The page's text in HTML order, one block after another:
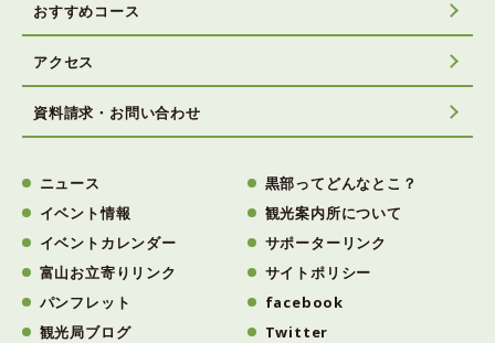
おすすめコース
アクセス
資料請求・お問い合わせ
ニュース
イベント情報
イベントカレンダー
富山お立寄りリンク
パンフレット
観光局ブログ
黒部ってどんなとこ？
観光案内所について
サポーターリンク
サイトポリシー
facebook
Twitter